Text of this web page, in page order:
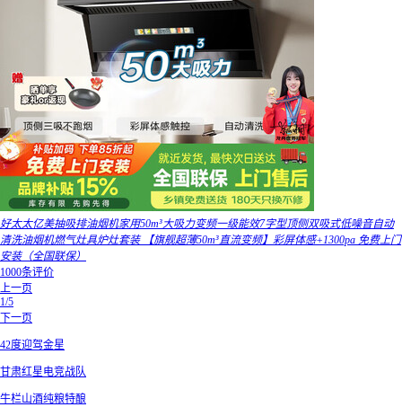
好太太亿美抽吸排油烟机家用50m³大吸力变频一级能效7字型顶侧双吸式低噪音自动
清洗油烟机燃气灶具炉灶套装 【旗舰超薄50m³直流变频】彩屏体感+1300pa 免费上门
安装（全国联保）
1000条评价
上一页
1/5
下一页
42度迎驾金星
甘肃红星电竞战队
牛栏山酒纯粮特酿